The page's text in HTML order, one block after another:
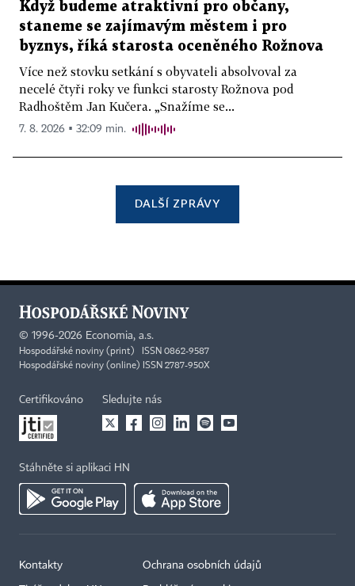
Když budeme atraktivní pro občany,
staneme se zajímavým městem i pro
byznys, říká starosta oceněného Rožnova
Více než stovku setkání s obyvateli absolvoval za
necelé čtyři roky ve funkci starosty Rožnova pod
Radhoštěm Jan Kučera. „Snažíme se...
7. 8. 2026 ▪ 32:09 min.
DALŠÍ ZPRÁVY
© 1996-2026 Economia, a.s.
Hospodářské noviny (print) ISSN 0862-9587
Hospodářské noviny (online) ISSN 2787-950X
Certifikováno Sledujte nás
Stáhněte si aplikaci HN
Kontakty Ochrana osobních údajů